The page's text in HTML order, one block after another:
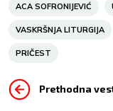
ACA SOFRONIJEVIĆ
VASKRŠNJA LITURGIJA
PRIČEST
Prethodna